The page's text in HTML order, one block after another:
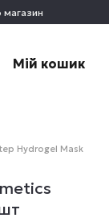
магазин
Мій кошик
Hydrogel Mask